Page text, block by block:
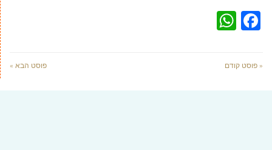
Facebook
« פוסט קודם פוסט הבא »